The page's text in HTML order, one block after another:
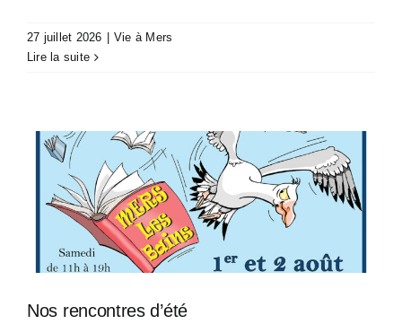
27 juillet 2026
Vie à Mers
Lire la suite
Nos rencontres d’été